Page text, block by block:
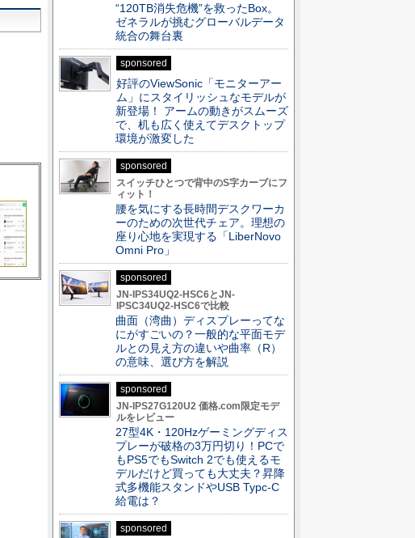
“120TB消失危機”を救ったBox。
ゼネラルが挑むグローバルデータ
統合の舞台裏
sponsored
好評のViewSonic「モニターアー
ム」にスタイリッシュなモデルが
新登場！ アームの動きがスムーズ
で、机も広く使えてデスクトップ
環境が激変した
sponsored
スイッチひとつで背中のS字カーブにフ
ィット！
腰を気にする長時間デスクワーカ
ーのための次世代チェア。理想の
座り心地を実現する「LiberNovo
Omni Pro」
sponsored
JN-IPS34UQ2-HSC6とJN-
IPSC34UQ2-HSC6で比較
曲面（湾曲）ディスプレーってな
にがすごいの？一般的な平面モデ
ルとの見え方の違いや曲率（R）
の意味、選び方を解説
sponsored
JN-IPS27G120U2 価格.com限定モデ
ルをレビュー
27型4K・120Hzゲーミングディス
プレーが破格の3万円切り！PCで
もPS5でもSwitch 2でも使えるモ
デルだけど買っても大丈夫？昇降
式多機能スタンドやUSB Typc-C
給電は？
sponsored